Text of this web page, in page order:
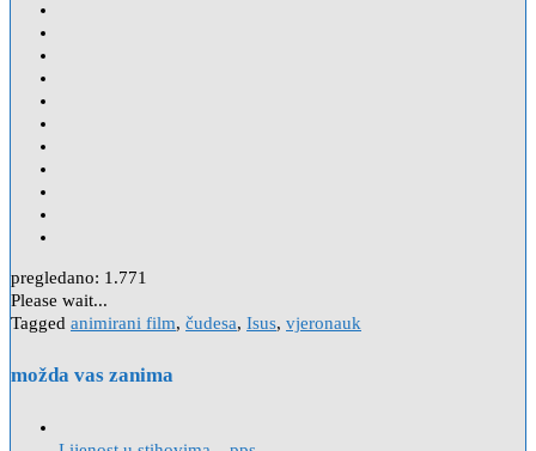
pregledano: 1.771
Please wait...
Tagged animirani film, čudesa, Isus, vjeronauk
možda vas zanima